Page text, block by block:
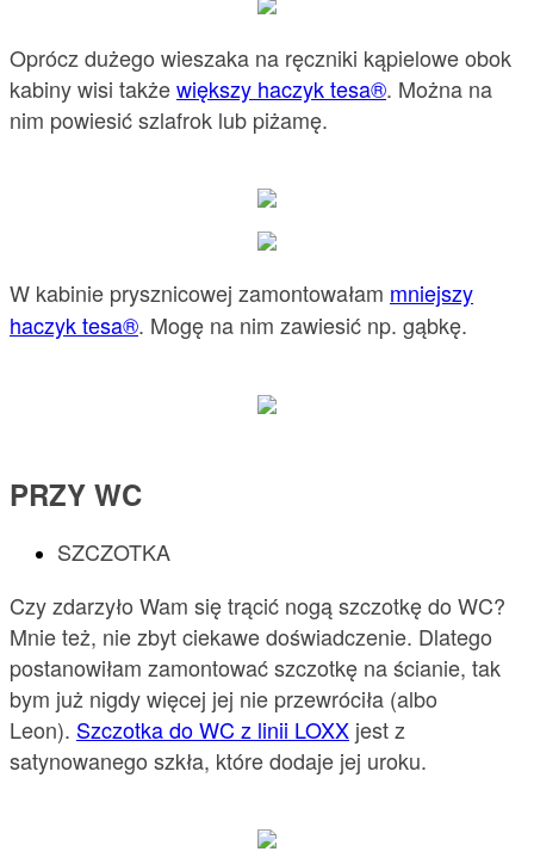
Oprócz dużego wieszaka na ręczniki kąpielowe obok
kabiny wisi takżewiększy haczyk tesa®. Można na
nim powiesić szlafrok lub piżamę.
W kabinie prysznicowej zamontowałam mniejszy
haczyk tesa®. Mogę na nim zawiesić np. gąbkę.
PRZY WC
SZCZOTKA
Czy zdarzyło Wam się trącić nogą szczotkę do WC?
Mnie też, nie zbyt ciekawe doświadczenie. Dlatego
postanowiłam zamontować szczotkę na ścianie, tak
bym już nigdy więcej jej nie przewróciła (albo
Leon). Szczotka do WC z linii LOXX jest z
satynowanego szkła, które dodaje jej uroku.